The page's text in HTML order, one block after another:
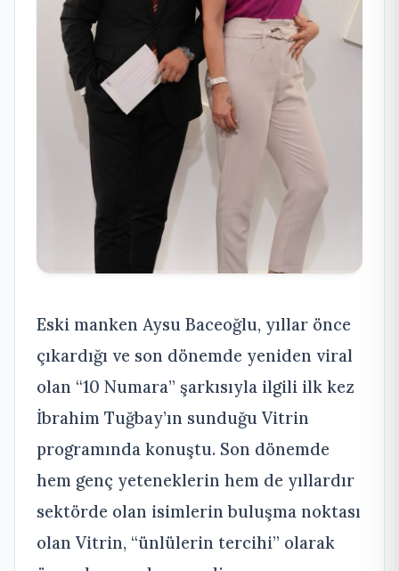
Eski manken Aysu Baceoğlu, yıllar önce
çıkardığı ve son dönemde yeniden viral
olan “10 Numara” şarkısıyla ilgili ilk kez
İbrahim Tuğbay’ın sunduğu Vitrin
programında konuştu. Son dönemde
hem genç yeteneklerin hem de yıllardır
sektörde olan isimlerin buluşma noktası
olan Vitrin, “ünlülerin tercihi” olarak